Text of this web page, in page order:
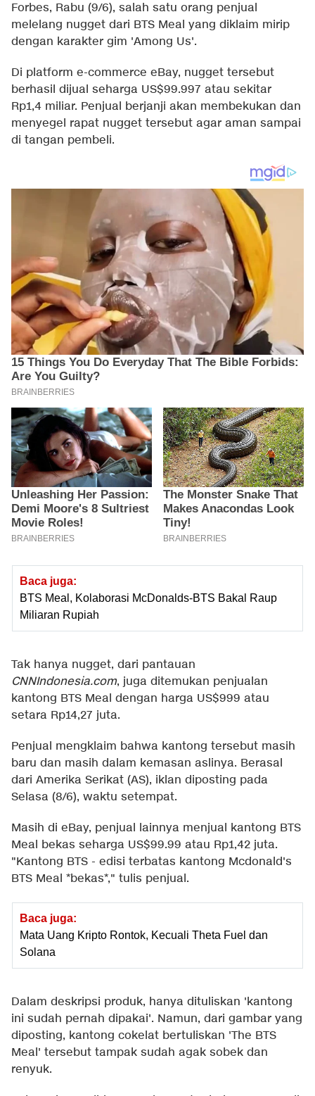
Forbes, Rabu (9/6), salah satu orang penjual
melelang nugget dari BTS Meal yang diklaim mirip
dengan karakter gim 'Among Us'.
Di platform e-commerce eBay, nugget tersebut
berhasil dijual seharga US$99.997 atau sekitar
Rp1,4 miliar. Penjual berjanji akan membekukan dan
menyegel rapat nugget tersebut agar aman sampai
di tangan pembeli.
Baca juga:
BTS Meal, Kolaborasi McDonalds-BTS Bakal Raup
Miliaran Rupiah
Tak hanya nugget, dari pantauan
CNNIndonesia.com, juga ditemukan penjualan
kantong BTS Meal dengan harga US$999 atau
setara Rp14,27 juta.
Penjual mengklaim bahwa kantong tersebut masih
baru dan masih dalam kemasan aslinya. Berasal
dari Amerika Serikat (AS), iklan diposting pada
Selasa (8/6), waktu setempat.
Masih di eBay, penjual lainnya menjual kantong BTS
Meal bekas seharga US$99.99 atau Rp1,42 juta.
"Kantong BTS - edisi terbatas kantong Mcdonald's
BTS Meal *bekas*," tulis penjual.
Baca juga:
Mata Uang Kripto Rontok, Kecuali Theta Fuel dan
Solana
Dalam deskripsi produk, hanya dituliskan 'kantong
ini sudah pernah dipakai'. Namun, dari gambar yang
diposting, kantong cokelat bertuliskan 'The BTS
Meal' tersebut tampak sudah agak sobek dan
renyuk.